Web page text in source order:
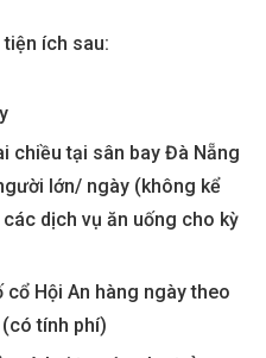
tiện ích sau:
chiều tại sân bay Đà Nẵng
lớn/ ngày (không kể
dịch vụ ăn uống cho kỳ
Hội An hàng ngày theo
tính phí)